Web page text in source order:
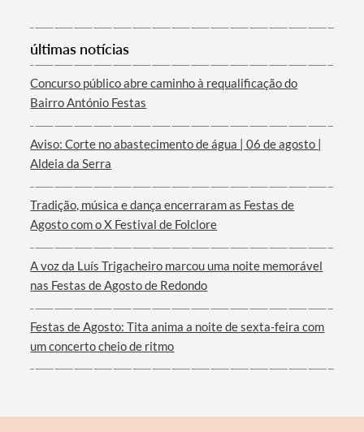
Categorias gerais
Filtros
últimas notícias
Concurso público abre caminho à requalificação do
Bairro António Festas
Aviso: Corte no abastecimento de água | 06 de agosto |
Aldeia da Serra
Tradição, música e dança encerraram as Festas de
Agosto com o X Festival de Folclore
A voz da Luís Trigacheiro marcou uma noite memorável
nas Festas de Agosto de Redondo
Festas de Agosto: Tita anima a noite de sexta-feira com
um concerto cheio de ritmo